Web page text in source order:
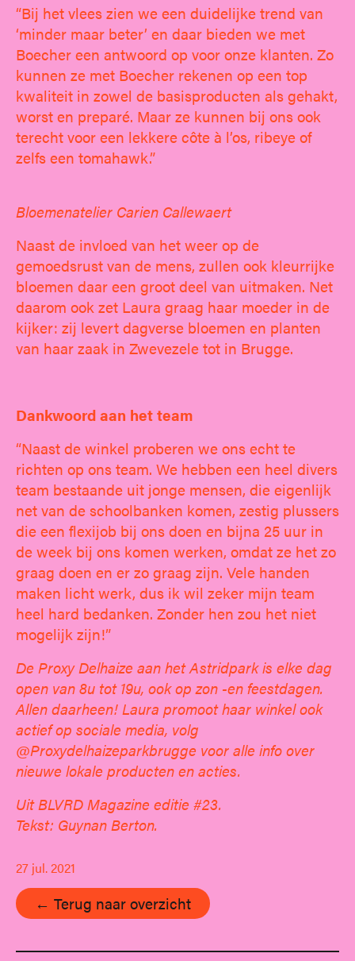
“Bij het vlees zien we een duidelijke trend van
‘minder maar beter’ en daar bieden we met
Boecher een antwoord op voor onze klanten. Zo
kunnen ze met Boecher rekenen op een top
kwaliteit in zowel de basisproducten als gehakt,
worst en preparé. Maar ze kunnen bij ons ook
terecht voor een lekkere côte à l’os, ribeye of
zelfs een tomahawk.”
Bloemenatelier Carien Callewaert
Naast de invloed van het weer op de
gemoedsrust van de mens, zullen ook kleurrijke
bloemen daar een groot deel van uitmaken. Net
daarom ook zet Laura graag haar moeder in de
kijker: zij levert dagverse bloemen en planten
van haar zaak in Zwevezele tot in Brugge.
Dankwoord aan het team
“Naast de winkel proberen we ons echt te
richten op ons team. We hebben een heel divers
team bestaande uit jonge mensen, die eigenlijk
net van de schoolbanken komen, zestig plussers
die een flexijob bij ons doen en bijna 25 uur in
de week bij ons komen werken, omdat ze het zo
graag doen en er zo graag zijn. Vele handen
maken licht werk, dus ik wil zeker mijn team
heel hard bedanken. Zonder hen zou het niet
mogelijk zijn!”
De Proxy Delhaize aan het Astridpark is elke dag
open van 8u tot 19u, ook op zon -en feestdagen.
Allen daarheen! Laura promoot haar winkel ook
actief op sociale media, volg
@Proxydelhaizeparkbrugge voor alle info over
nieuwe lokale producten en acties.
Uit BLVRD Magazine editie #23.
Tekst: Guynan Berton.
27 jul. 2021
← Terug naar overzicht